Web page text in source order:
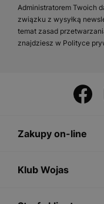
Administratorem Twoich
związku z wysyłką
temat zasad
znajdziesz w Polityce
Zakupy on-line
Klub Wojas